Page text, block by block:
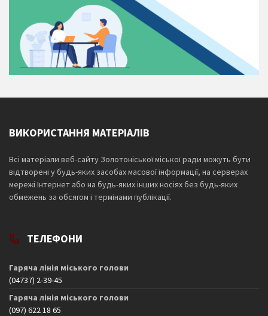
ВИКОРИСТАННЯ МАТЕРІАЛІВ
Всі матеріали веб-сайту Золотоніської міської ради можуть бути
відтворені у будь-яких засобах масової інформації, на серверах
мережі Інтернет або на будь-яких інших носіях без будь-яких
обмежень за обсягом і термінами публікації.
ТЕЛЕФОНИ
Гаряча лінія міського голови
(04737) 2-39-45
Гаряча лінія міського голови
(097) 622 18 65